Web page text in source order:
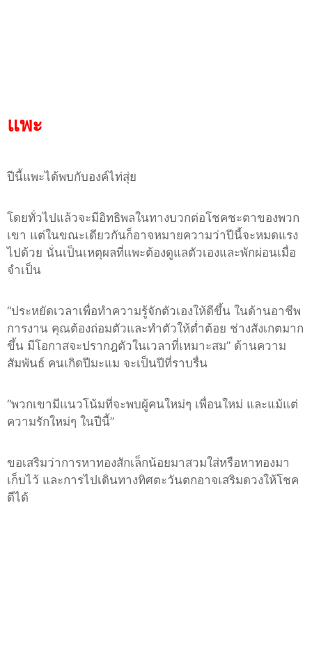
แพะ
ปีนี้แพะได้พบกับองค์ไท่สุ่ย
โดยทั่วไปแล้วจะมีอิทธิพลในทางบวกต่อโชคชะตาของพวก
เขา แต่ในขณะเดียวกันก็อาจหมายความว่าปีนี้จะหมดแรง
ไปด้วย นั่นเป็นเหตุผลที่แพะต้องดูแลตัวเองและพักผ่อนเมื่อ
จำเป็น
“ประหยัดเวลาเพื่อทำความรู้จักตัวเองให้ดีขึ้น ในด้านอาชีพ
การงาน คุณต้องถ่อมตัวและทำตัวให้ต่ำต้อย ช่างสังเกตมาก
ขึ้น มีโอกาสจะปรากฎตัวในเวลาที่เหมาะสม” ด้านความ
สัมพันธ์ คนเกิดปีมะแม จะเป็นปีที่ราบรื่น
“พวกเขามีแนวโน้มที่จะพบผู้คนใหม่ๆ เพื่อนใหม่ และแม้แต่
ความรักใหม่ๆ ในปีนี้”
ขอเสริมว่าการหาทองสักเล็กน้อยมาสวมใส่หรือหาทองมา
เก็บไว้ และการไปเดินทางทิศตะวันตกอาจเสริมดวงให้โชค
ดีได้